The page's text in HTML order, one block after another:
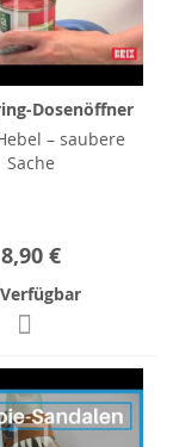
Dosenöffner
– saubere
Sache
8,90 €
Verfügbar